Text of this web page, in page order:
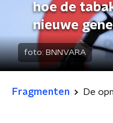
hoe de
nieuwe
foto: BNNVARA
Fragmenten